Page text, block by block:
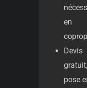
en
Devis
gratuit,
pose